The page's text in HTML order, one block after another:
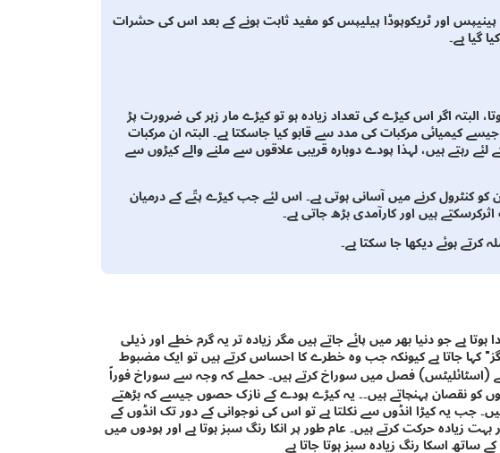
اور ٹریکوپوڈا پیلیپس کو مفید ثابت ہونے کے بعد اس کی حشرات
گیا ہے۔
البتہ اگر اس کیڑے کی تعداد زیادہ ہو تو کیڑے مار زہر کی ضرورت پڑ
کیمیائی مرکبات کی مدد سے قابو کیا جاسکتا ہے۔ البتہ ان مرکبات
رہتے ہیں، لہذا پودے دوبارہ قریبی علاقوں سے ملنے والے کیڑوں سے
کنٹرول کرنے میں آسانی ہوتی ہے۔ اس لئے جب کیڑے پتّے کے درمیان
ہیں اور کارآمدی بڑھ جاتی ہے۔
ہوئے دیکھا جا سکتا ہے۔
ہے جو دنیا بھر میں پائے جاتے ہیں مگر زیادہ تر یہ گرم خطے اور ذیلی
کہا جاتا ہے کیونکہ جب وہ خطرے کا احساس کرتے ہیں تو ایک مضبوط
(اسٹائلیٹس) فصل میں سوراخ کرتے ہیں۔ حملے کہ وجہ سے سوراخ فوراً
کو نقصان پہنچاتے ہیں۔۔ یہ کیڑے پودے کے نازک حصوں جیسے کہ بڑھتے
جب یہ کیڑا انڈوں سے نکلتا ہے تو اس کی نوجوانی کے دور تک انڈوں کے
بہت زیادہ حرکت کرتے ہیں۔ عام طور پر انکا رنگ سبز ہوتا ہے اور پودوں میں
ساتھ اسکا رنگ زیادہ سبز ہوتا جاتا ہے